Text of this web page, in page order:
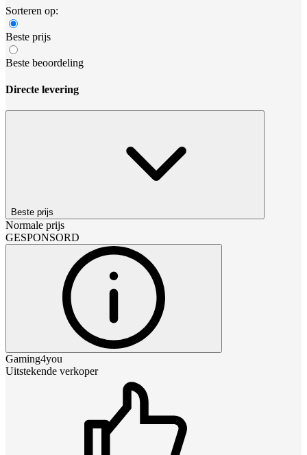
Sorteren op:
Beste prijs
Beste beoordeling
Directe levering
Beste prijs
Normale prijs
GESPONSORD
Gaming4you
Uitstekende verkoper